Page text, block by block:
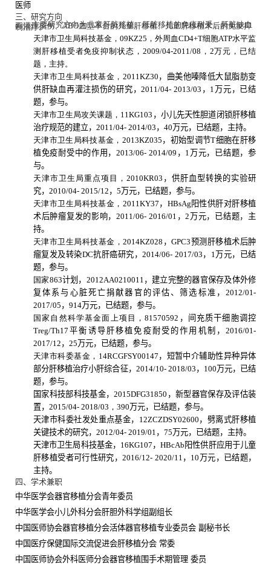
医师
三、研究方向
主要研究方向为儿童肝脏移植、肝脏移植的免疫耐受、肝脏缺血再灌注损伤、ABO
血型不合的儿童肝移植、儿童肝移植术后的免疫抑制治疗。
天津市卫生局科技基金， 09KZ25 ，外周血CD4+T细胞ATP水平监
测肝移植受者免疫抑制状态， 2009/04-2011/08 ， 2万元，已结
题，主持。
天津市卫生局科技基金， 2011KZ30 ，曲美他嗪降低大鼠脂肪变
供肝缺血再灌注损伤的研究，2011/04- 2013/03 ， 1 万元，已结
题，参与。
天津市卫生局攻关课题， 11KG103 ，小儿先天性胆道闭锁肝移植
治疗规范的建立， 2011/04- 2014/03 ， 40 万元，已结题，主持。
天津市卫生局科技基金， 2013KZ035 ，初始型调节T细胞在肝移
植免疫耐受中的作用，2013/06- 2014/09 ， 1 万元，已结题，参
与。
天津市卫生局重点项目， 2010KR03 ，供肝血型转换的实验研
究， 2010/04- 2015/12 ， 5 万元，已结题，参与。
天津市卫生局科技基金， 2011KY37 ， HBsAg 阳性供肝对肝移植
术后肿瘤复发的影响，2011/06- 2016/01 ，2 万元，已结题，主
持。
天津市卫生局科技基金，2014KZ028 ，GPC3预测肝移植术后肿
瘤复发及转染DC抗肝癌研究，2014/06- 2017/03 ， 1 万元，已结
题，参与。
国家863计划， 2012AA0210011 ，建立完整的器官保存及体外修
复体系与心脏死亡捐献器官的评估、筛选标准， 2012/01-
2017/05 ， 914万元，已结题，参与。
国家自然科学基金面上项目，81570592 ，间充质干细胞调控
Treg/Th17 平衡诱导肝移植免疫耐受的作用机制， 2016/01-
2017/12 ， 25 万元，已结题，参与。
天津市科委基金， 14RCGFSY00147 ，短暂中介辅助性异种异体
部分肝移植治疗小肝综合征， 2014/10- 2018/03 ， 100 万元，已结
题，参与。
国家科技部科技基金，2015DFG31850 ，新型器官保存及评估装
置， 2015/04- 2018/03 ， 390 万元，已结题，参与。
天津市科委社发处重点基金， 12ZCZDSY02600 ，劈离式肝移植
关键技术的研究， 2012/04- 2019/01 ， 75 万元，已结题，主持。
天津市卫生局科技基金， 16KG107 ，HBcAb 阳性供肝应用于儿童
肝移植受者可行性研究，2016/12- 2020/11 ， 10 万元，已结题，
主持。
四 、学术兼职
中华医学会器官移植分会青年委员
中华医学会小儿外科分会肝胆外科学组副组长
中国医师协会器官移植分会活体器官移植专业委员会 副秘书长
中国医疗保健国际交流促进会肝移植分会 常委
中国医师协会外科医师分会器官移植围手术期管理 委员